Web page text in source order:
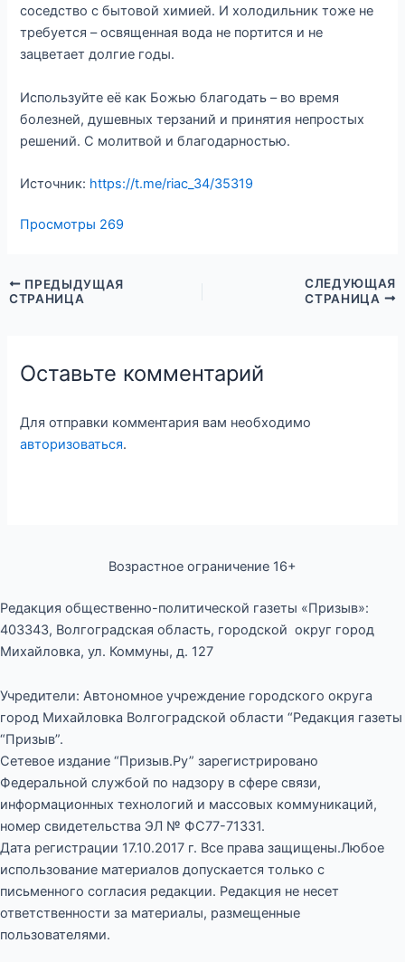
соседство с бытовой химией. И холодильник тоже не
требуется – освященная вода не портится и не
зацветает долгие годы.
Используйте её как Божью благодать – во время
болезней, душевных терзаний и принятия непростых
решений. С молитвой и благодарностью.
Источник: https://t.me/riac_34/35319
Просмотры 269
ПРЕДЫДУЩАЯ
СТРАНИЦА
СЛЕДУЮЩАЯ
СТРАНИЦА
Оставьте комментарий
Для отправки комментария вам необходимо
авторизоваться.
Возрастное ограничение 16+
Редакция общественно-политической газеты «Призыв»:
403343, Волгоградская область, городской округ город
Михайловка, ул. Коммуны, д. 127
Учредители: Автономное учреждение городского округа
город Михайловка Волгоградской области “Редакция газеты
“Призыв”.
Сетевое издание “Призыв.Ру” зарегистрировано
Федеральной службой по надзору в сфере связи,
информационных технологий и массовых коммуникаций,
номер свидетельства ЭЛ № ФС77-71331.
Дата регистрации 17.10.2017 г. Все права защищены.Любое
использование материалов допускается только с
письменного согласия редакции. Редакция не несет
ответственности за материалы, размещенные
пользователями.